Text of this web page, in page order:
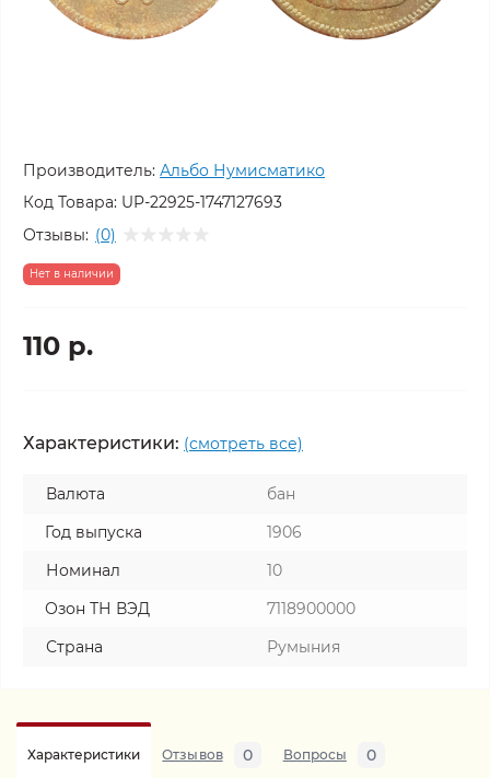
Производитель: Альбо Нумисматико
Код Товара: UP-22925-1747127693
Отзывы: (0)
Нет в наличии
110 р.
Характеристики: (смотреть все)
Валюта
бан
Год выпуска
1906
Номинал
10
Озон ТН ВЭД
7118900000
Страна
Румыния
Характеристики Отзывов 0 Вопросы 0